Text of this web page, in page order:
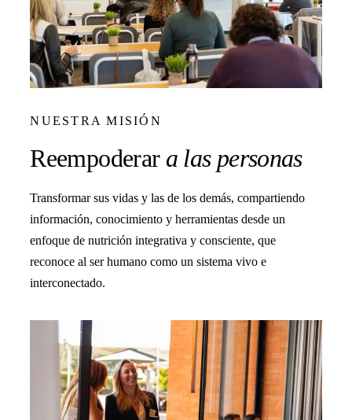
NUESTRA MISIÓN
Reempoderar a las personas
Transformar sus vidas y las de los demás, compartiendo
información, conocimiento y herramientas desde un
enfoque de nutrición integrativa y consciente, que
reconoce al ser humano como un sistema vivo e
interconectado.